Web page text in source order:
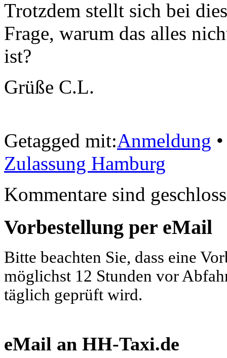
Trotzdem stellt sich bei
Frage, warum das alles
ist?
Grüße C.L.
Getagged mit:Anmeldung
Zulassung Hamburg
Kommentare sind
Vorbestellung per eMail
Bitte beachten Sie, dass eine
möglichst 12 Stunden vor
täglich geprüft wird.
eMail an HH-Taxi.de